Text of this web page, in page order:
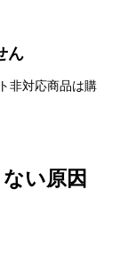
ん
非対応商品は購
い原因